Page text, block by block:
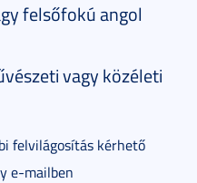
felsőfokú angol
vagy közéleti
felvilágosítás kérhető
e-mailben